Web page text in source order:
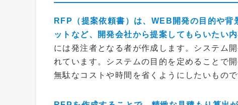
RFP（提案依頼書）は、WEB開発の目的や
ットなど、開発会社から提案してもらいたい
には発注者となる者が作成します。システム
れています。システムの目的を定めることで
無駄なコストや時間を省くようにしたいもので